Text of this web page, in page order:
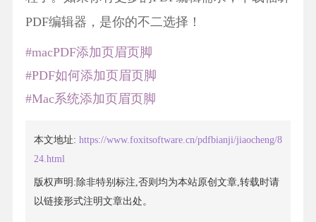
PDF编辑器，是你的不二选择！
#macPDF添加页眉页脚
#PDF如何添加页眉页脚
#Mac系统添加页眉页脚
本文地址: https://www.foxitsoftware.cn/pdfbianji/jiaocheng/8
24.html
版权声明:除非特别标注,否则均为本站原创文章,转载时请
以链接形式注明文章出处。